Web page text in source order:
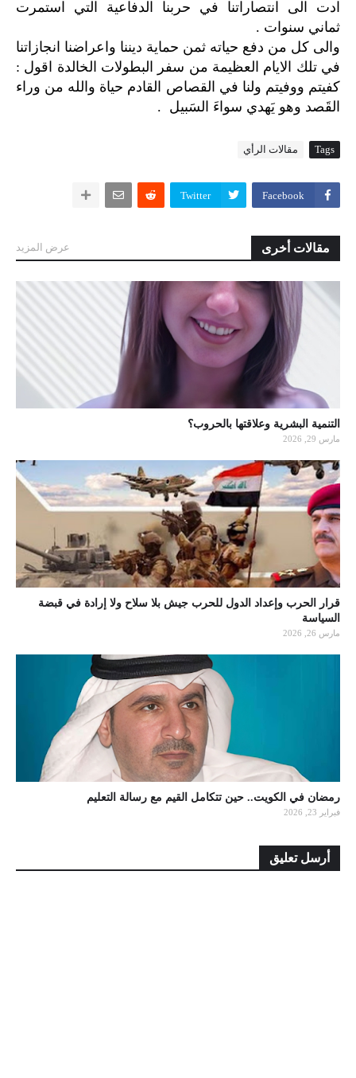
ادت الى انتصاراتنا في حربنا الدفاعية التي استمرت
ثماني سنوات .
والى كل من دفع حياته ثمن حماية ديننا واعراضنا انجازاتنا
في تلك الايام العظيمة من سفر البطولات الخالدة اقول :
كفيتم ووفيتم ولنا في القصاص القادم حياة والله من وراء
القَصد وهو يَهدي سواءَ السَبيل .
Tags مقالات الرأي
Facebook
Twitter
مقالات أخرى عرض المزيد
التنمية البشرية وعلاقتها بالحروب؟
مارس 29, 2026
قرار الحرب وإعداد الدول للحرب جيش بلا سلاح ولا إرادة في قبضة
السياسة
مارس 26, 2026
رمضان في الكويت.. حين تتكامل القيم مع رسالة التعليم
فبراير 23, 2026
أرسل تعليق